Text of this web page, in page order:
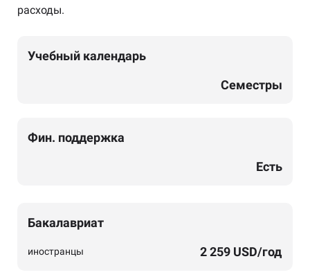
расходы.
Учебный календарь
Семестры
Фин. поддержка
Есть
Бакалавриат
иностранцы 2 259 USD/год